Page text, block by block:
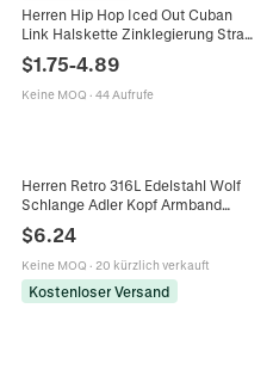
Herren Hip Hop Iced Out Cuban
Link Halskette Zinklegierung Straß
Schmuck Zubehör
$1.75-4.89
Keine MOQ · 44 Aufrufe
Herren Retro 316L Edelstahl Wolf
Schlange Adler Kopf Armband
Vintage Punk Gotik Nordisch
Wikinger Geflochtene Kette
Schmuck
$6.24
Keine MOQ · 20 kürzlich verkauft
Kostenloser Versand